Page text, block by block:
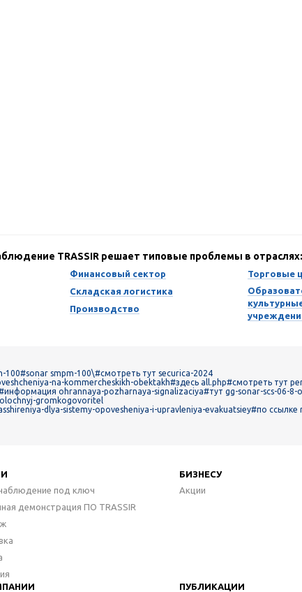
TRASSIR решает типовые проблемы в отраслях:
Финансовый сектор
Складская логистика
Производство
Торговые
100#sonar smpm-100\#смотреть тут securica-2024
na-kommercheskikh-obektakh#здесь all.php#смотреть тут
ohrannaya-pozharnaya-signalizaciya#тут gg-sonar-scs-06-
gromkogovoritel
dlya-sistemy-opovesheniya-i-upravleniya-evakuatsiey#по ссылке
под ключ
демонстрация ПО TRASSIR
БИЗНЕСУ
Акции
ПУБЛИКАЦИИ